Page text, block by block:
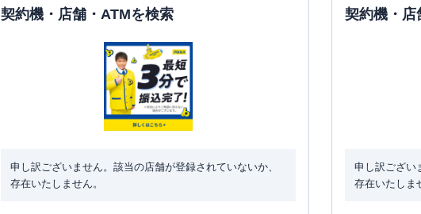
契約機・店舗・ATMを検索
申し訳ございません。該当の店舗が登録されていないか、
存在いたしません。
契約機・店
申し訳ござい
存在いたしま